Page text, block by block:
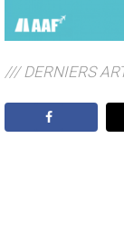
/// DERNIERS